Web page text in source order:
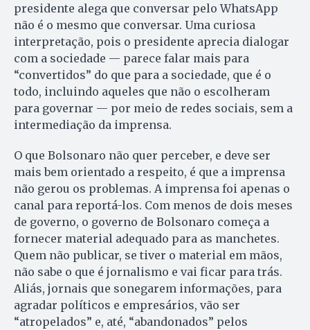
presidente alega que conversar pelo WhatsApp
não é o mesmo que conversar. Uma curiosa
interpretação, pois o presidente aprecia dialogar
com a sociedade — parece falar mais para
“convertidos” do que para a sociedade, que é o
todo, incluindo aqueles que não o escolheram
para governar — por meio de redes sociais, sem a
intermediação da imprensa.
O que Bolsonaro não quer perceber, e deve ser
mais bem orientado a respeito, é que a imprensa
não gerou os problemas. A imprensa foi apenas o
canal para reportá-los. Com menos de dois meses
de governo, o governo de Bolsonaro começa a
fornecer material adequado para as manchetes.
Quem não publicar, se tiver o material em mãos,
não sabe o que é jornalismo e vai ficar para trás.
Aliás, jornais que sonegarem informações, para
agradar políticos e empresários, vão ser
“atropelados” e, até, “abandonados” pelos